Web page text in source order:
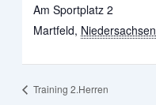
Am Sportplatz 2
Martfeld, Niedersachsen
Training 2.Herren